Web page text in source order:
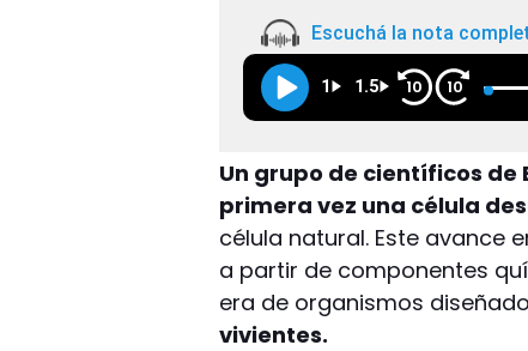
Escuchá la nota
1 1.5 10 10
Un grupo de científicos de
primera vez una célula
célula natural. Este avance
a partir de componentes
era de organismos
vivientes.